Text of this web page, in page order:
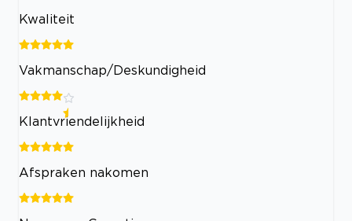
Kwaliteit
Vakmanschap/Deskundigheid
Klantvriendelijkheid
Afspraken nakomen